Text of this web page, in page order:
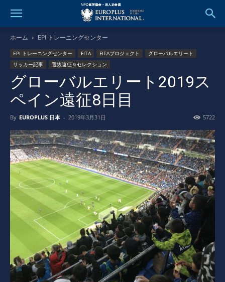
ホーム EPI トレーニングセンター
EPI トレーニングセンター FITA FITAプロジェクト
グローバルエリート
サッカー記事
選抜遠征＆セレクション
グローバルエリート2019ス
ペイン遠征8日目
By EUROPLUS 日本 - 2019年3月31日 5722